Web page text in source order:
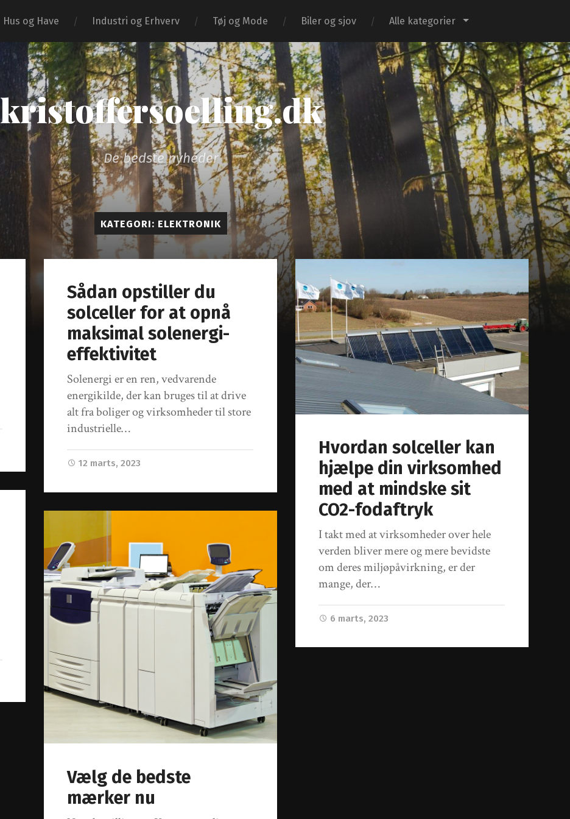
Hus og Have Industri og Erhverv Tøj og Mode Biler og sjov Alle kategorier
kristoffersoelling.dk
De bedste nyheder
KATEGORI: ELEKTRONIK
Sådan opstiller du
solceller for at opnå
maksimal solenergi-
effektivitet
Solenergi er en ren, vedvarende
energikilde, der kan bruges til at drive
alt fra boliger og virksomheder til store
industrielle…
12 marts, 2023
Hvordan solceller kan
hjælpe din virksomhed
med at mindske sit
CO2-fodaftryk
I takt med at virksomheder over hele
verden bliver mere og mere bevidste
om deres miljøpåvirkning, er der
mange, der…
6 marts, 2023
Vælg de bedste
mærker nu